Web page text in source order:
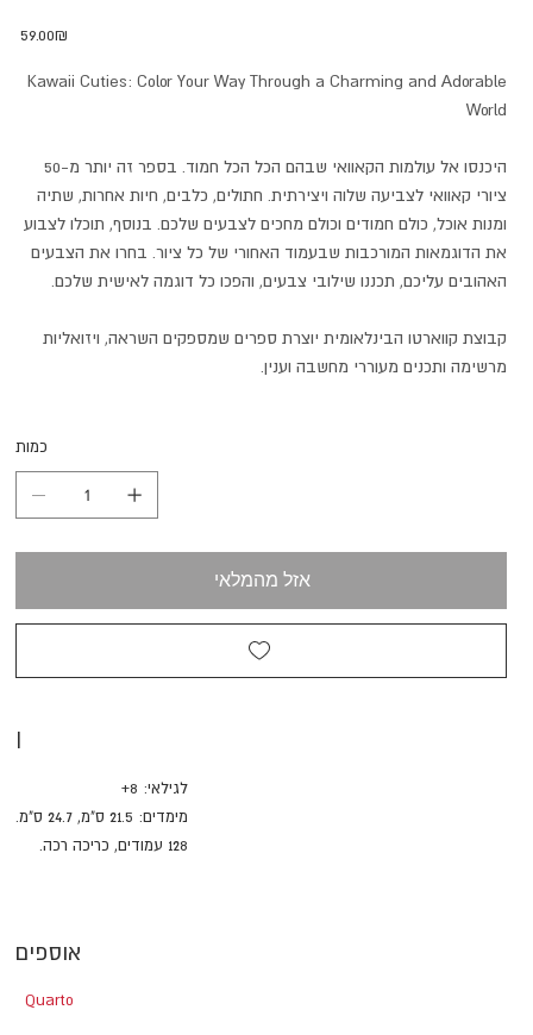
‏59.00 ‏₪
Kawaii Cuties: Color Your Way Through a Charming and Adorable
World
היכנסו אל עולמות הקאוואי שבהם הכל הכל חמוד. בספר זה יותר מ-50
ציורי קאוואי לצביעה שלוה ויצירתית. חתולים, כלבים, חיות אחרות, שתיה
ומנות אוכל, כולם חמודים וכולם מחכים לצבעים שלכם. בנוסף, תוכלו לצבוע
את הדוגמאות המורכבות שבעמוד האחורי של כל ציור. בחרו את הצבעים
האהובים עליכם, תכננו שילובי צבעים, והפכו כל דוגמה לאישית שלכם.
קבוצת קווארטו הבינלאומית יוצרת ספרים שמספקים השראה, ויזואליות
מרשימה ותכנים מעוררי מחשבה וענין.
כמות
אזל מהמלאי
I
לגילאי: 8+
מימדים: 21.5 ס"מ, 24.7 ס"מ.
128 עמודים, כריכה רכה.
אוספים
Quarto